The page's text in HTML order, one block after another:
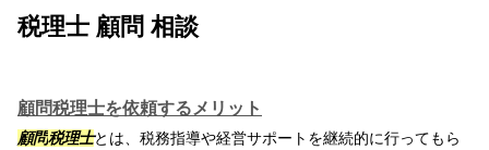
税理士 顧問 相談
顧問税理士を依頼するメリット
顧問税理士とは、税務指導や経営サポートを継続的に行ってもら